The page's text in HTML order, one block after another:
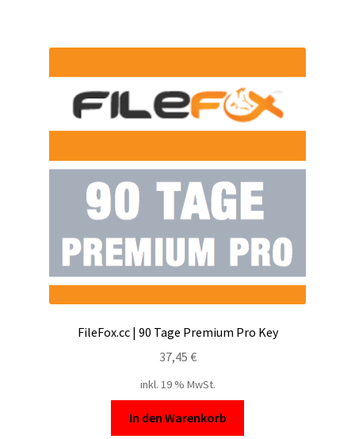
FileFox.cc | 90 Tage Premium Pro Key
37,45 €
inkl. 19 % MwSt.
In den Warenkorb